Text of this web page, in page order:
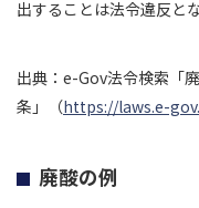
出することは法令違反と
出典：e-Gov法令検索「
条」（https://laws.e-
廃酸の例